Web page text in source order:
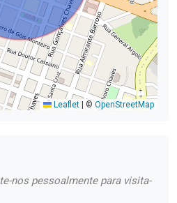
Leaflet | © OpenStreetMap
nos pessoalmente para visita-